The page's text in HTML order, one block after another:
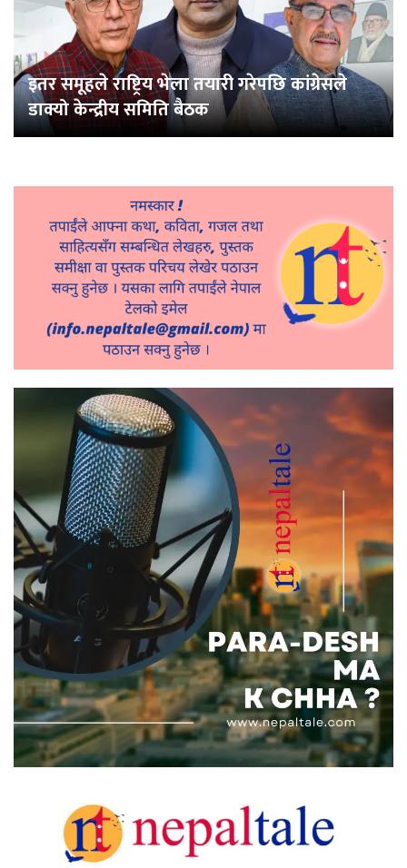
इतर समूहले राष्ट्रिय भेला तयारी गरेपछि कांग्रेसले
डाक्यो केन्द्रीय समिति बैठक